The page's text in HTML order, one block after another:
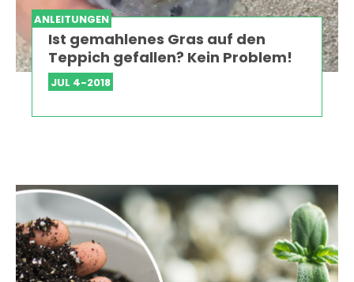
ANLEITUNGEN
Ist gemahlenes Gras auf den
Teppich gefallen? Kein Problem!
JUL 4-2018